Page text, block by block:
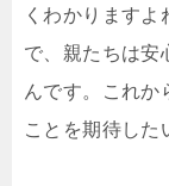
くわかりますよ
で、親たちは安
んです。これか
ことを期待した